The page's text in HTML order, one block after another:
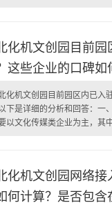
化机文创园目前
这些企业的口碑
化机文创园目前园区内已入
下是详细的分析和回答：一
以文化传媒类企业为主，其
化机文创园网络
何计算？是否包